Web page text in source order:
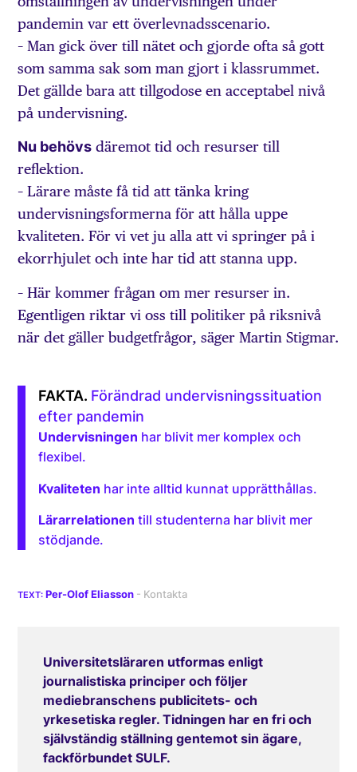
pandemin var ett överlevnadsscenario.
– Man gick över till nätet och gjorde ofta så gott
som samma sak som man gjort i klassrummet.
Det gällde bara att tillgodose en acceptabel nivå
på undervisning.
Nu behövs däremot tid och resurser till
reflektion.
– Lärare måste få tid att tänka kring
undervisningsformerna för att hålla uppe
kvaliteten. För vi vet ju alla att vi springer på i
ekorrhjulet och inte har tid att stanna upp.
– Här kommer frågan om mer resurser in.
Egentligen riktar vi oss till politiker på riksnivå
när det gäller budgetfrågor, säger Martin Stigmar.
Förändrad undervisningssituation
efter pandemin
Undervisningen har blivit mer komplex och
flexibel.
Kvaliteten har inte alltid kunnat upprätthållas.
Lärarrelationen till studenterna har blivit mer
stödjande.
Per-Olof Eliasson
Universitetsläraren utformas enligt
journalistiska principer och följer
mediebranschens publicitets- och
yrkesetiska regler. Tidningen har en fri och
självständig ställning gentemot sin ägare,
fackförbundet SULF.